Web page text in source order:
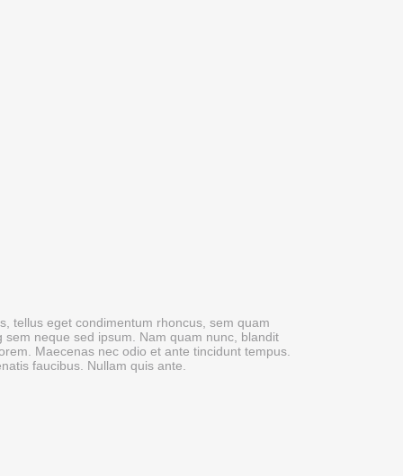
tellus eget condimentum rhoncus, sem quam
neque sed ipsum. Nam quam nunc, blandit
Maecenas nec odio et ante tincidunt tempus.
faucibus. Nullam quis ante.